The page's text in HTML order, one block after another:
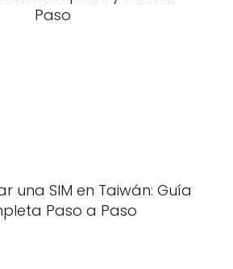
Paso
una SIM en Taiwán: Guía
Paso a Paso